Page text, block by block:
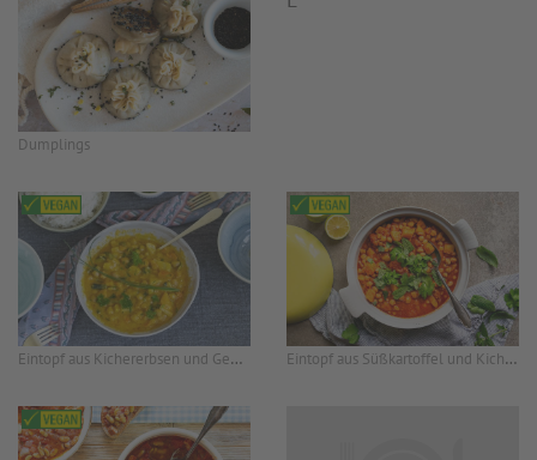
Dumplings
Eintopf aus Kichererbsen und Gemüse mit Jasmin Reis Eintopf aus Süßkartoffel und Kichererbsen